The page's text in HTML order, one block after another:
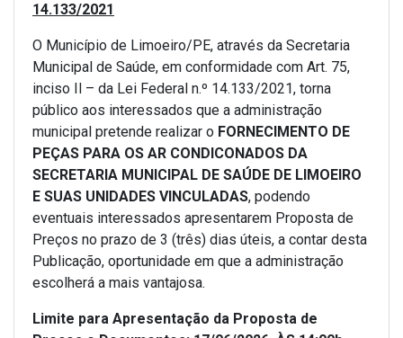
14.133/2021
O Município de Limoeiro/PE, através da Secretaria
Municipal de Saúde, em conformidade com Art. 75,
inciso Il – da Lei Federal n.º 14.133/2021, torna
público aos interessados que a administração
municipal pretende realizar o FORNECIMENTO DE
PEÇAS PARA OS AR CONDICONADOS DA
SECRETARIA MUNICIPAL DE SAÚDE DE LIMOEIRO
E SUAS UNIDADES VINCULADAS, podendo
eventuais interessados apresentarem Proposta de
Preços no prazo de 3 (três) dias úteis, a contar desta
Publicação, oportunidade em que a administração
escolherá a mais vantajosa.
Limite para Apresentação da Proposta de